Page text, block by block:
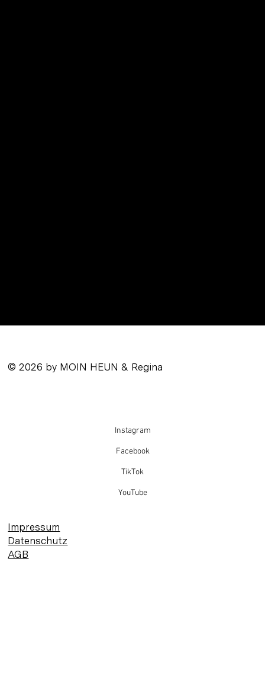
© 2026 by MOIN HEUN & Regina
Instagram
Facebook
TikTok
YouTube
Impressum
Datenschutz
AGB